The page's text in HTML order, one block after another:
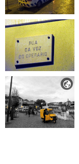
